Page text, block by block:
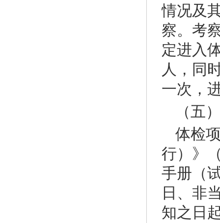
情况及
察。考
定进入
人，同
一次，
（五
体检
行）》
手册（
日、非
知之日